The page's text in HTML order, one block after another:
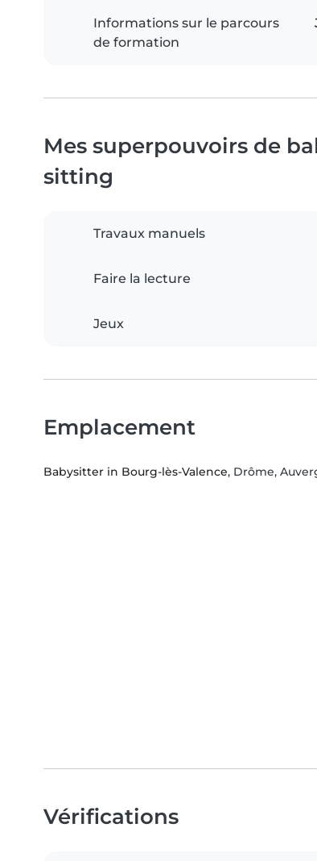
Informations sur le parcours
de formation
Mes superpouvoirs de
sitting
Travaux manuels
Faire la lecture
Jeux
Emplacement
Babysitter in Bourg-lès-Valence, Drôme,
Vérifications